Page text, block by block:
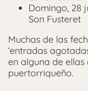
Domingo, 28
Son Fusteret
Muchas de las
‘entradas
en alguna de
puertorriqueño.